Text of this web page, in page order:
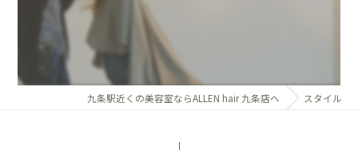
九条駅近くの美容室ならALLEN hair 九条店へ スタイル